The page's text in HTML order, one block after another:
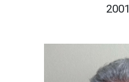
2001